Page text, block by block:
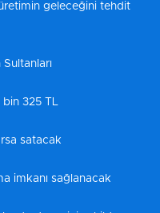
geleceğini tehdit
bin 325 TL
satacak
imkanı sağlanacak